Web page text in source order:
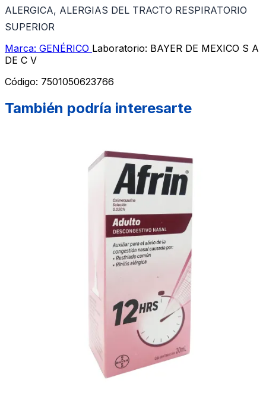
ALERGICA, ALERGIAS DEL TRACTO RESPIRATORIO
SUPERIOR
Marca: GENÉRICO Laboratorio: BAYER DE MEXICO S A
DE C V
Código: 7501050623766
También podría interesarte